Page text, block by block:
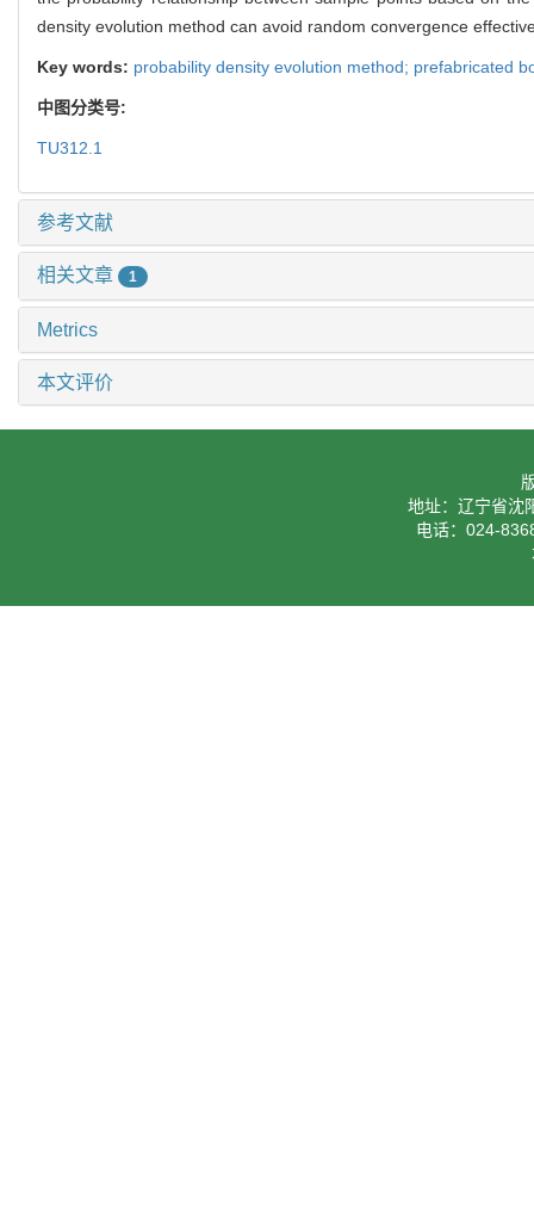
density evolution method can avoid random convergence
Key words: probability density evolution method; prefabricated
中图分类号:
TU312.1
参考文献
相关文章 1
Metrics
本文评价
地址：辽宁省沈
电话：024-